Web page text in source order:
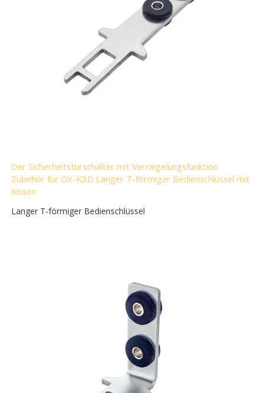
Der Sicherheitstürschalter mit Verriegelungsfunktion
Zubehör für OX-K3D Langer T-förmiger Bedienschlüssel mit
Kissen
Langer T-förmiger Bedienschlüssel